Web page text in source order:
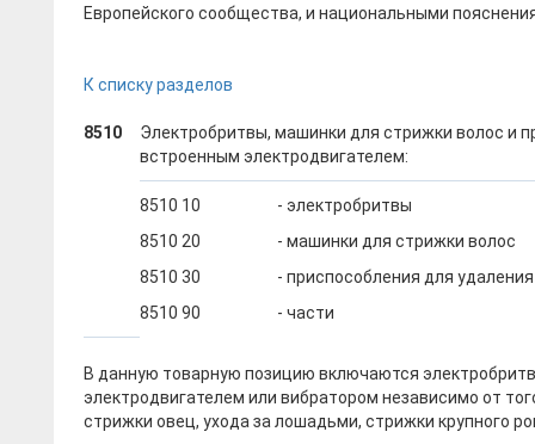
Европейского сообщества, и национальными
К списку разделов
8510
Электробритвы, машинки для стрижки волос и
встроенным электродвигателем:
8510 10
- электробритвы
8510 20
- машинки для стрижки волос
8510 30
- приспособления для
8510 90
- части
В данную товарную позицию включаются
электродвигателем или вибратором независимо от
стрижки овец, ухода за лошадьми, стрижки крупного